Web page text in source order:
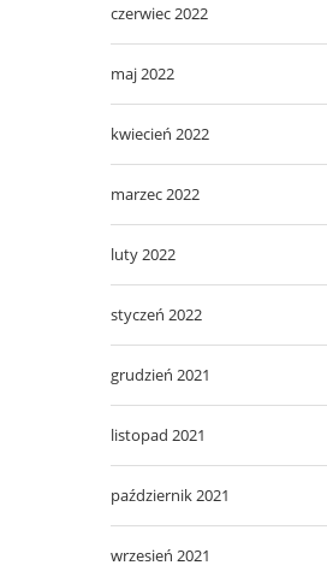
czerwiec 2022
maj 2022
kwiecień 2022
marzec 2022
luty 2022
styczeń 2022
grudzień 2021
listopad 2021
październik 2021
wrzesień 2021